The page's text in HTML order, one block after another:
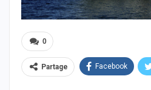
0
Partage Facebook